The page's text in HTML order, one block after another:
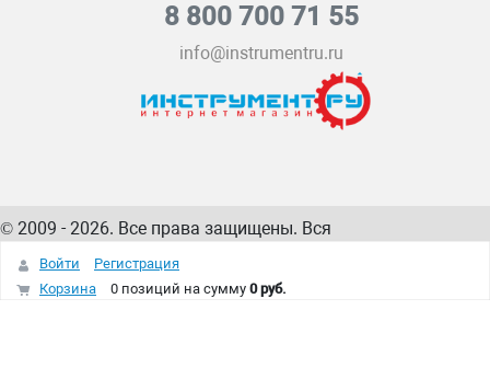
8 800 700 71 55
info@instrumentru.ru
© 2009 - 2026. Все права защищены. Вся
информация на сайте – собственность
интернет-магазина
Войти
Регистрация
Корзина
0 позиций на сумму 0 руб.